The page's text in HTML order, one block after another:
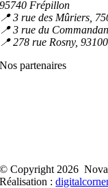
95740 Frépillon
📍 3 rue des Mûriers,
📍 3 rue du
📍 278 rue Rosny,
Nos partenaires
© Copyright 2026 Nova
Réalisation :